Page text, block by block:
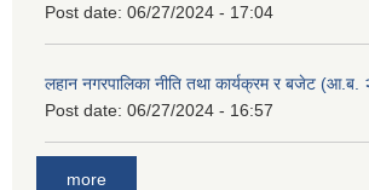
Post date: 06/27/2024 - 17:04
लहान नगरपालिका नीति तथा कार्यक्रम र बजेट
Post date: 06/27/2024 - 16:57
more